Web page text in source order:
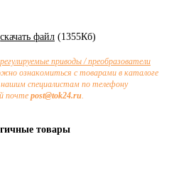
скачать файл (1355Кб)
приводы / преобразователи
ознакомиться с товарами в каталоге
специалистам по телефону
почте post@tok24.ru.
товары